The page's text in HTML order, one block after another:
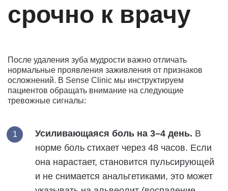
срочно к врачу
После удаления зуба мудрости важно отличать
нормальные проявления заживления от признаков
осложнений. В Sense Clinic мы инструктируем
пациентов обращать внимание на следующие
тревожные сигналы:
Усиливающаяся боль на 3–4 день. В
норме боль стихает через 48 часов. Если
она нарастает, становится пульсирующей
и не снимается анальгетиками, это может